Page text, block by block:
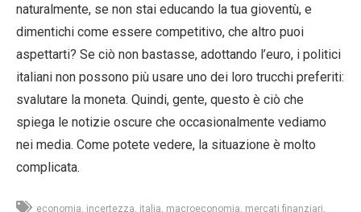
naturalmente, se non stai educando la tua gioventù, e
dimentichi come essere competitivo, che altro puoi
aspettarti? Se ciò non bastasse, adottando l’euro, i politici
italiani non possono più usare uno dei loro trucchi preferiti:
svalutare la moneta. Quindi, gente, questo è ciò che
spiega le notizie oscure che occasionalmente vediamo
nei media. Come potete vedere, la situazione è molto
complicata.
economia incertezza italia macroeconomia mercati finanziari